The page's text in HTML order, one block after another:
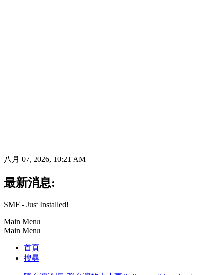
八月 07, 2026, 10:21 AM
最新消息:
SMF - Just Installed!
Main Menu
Main Menu
首頁
搜尋